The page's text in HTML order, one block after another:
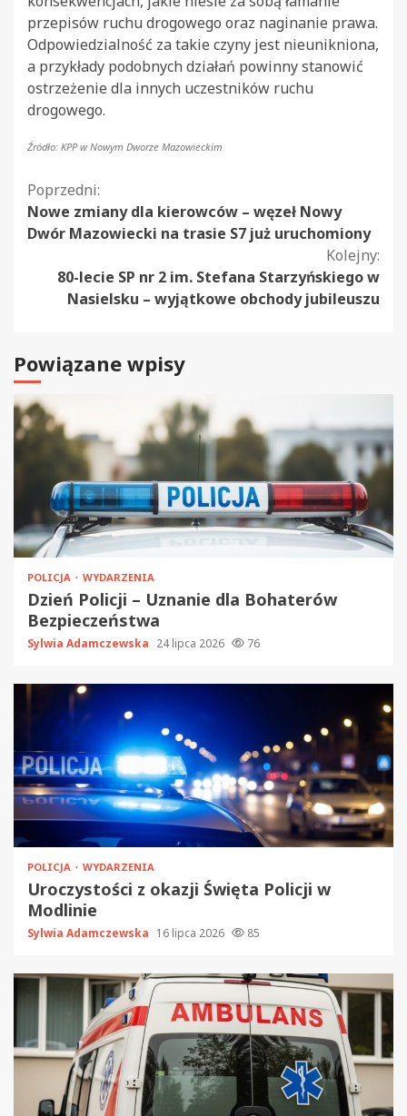
przepisów ruchu drogowego oraz naginanie prawa.
Odpowiedzialność za takie czyny jest nieunikniona,
a przykłady podobnych działań powinny stanowić
ostrzeżenie dla innych uczestników ruchu
drogowego.
Źródło: KPP w Nowym Dworze Mazowieckim
Kontynuuj
czytanie
Poprzedni:
Nowe zmiany dla kierowców – węzeł Nowy
Dwór Mazowiecki na trasie S7 już uruchomiony
Kolejny:
80-lecie SP nr 2 im. Stefana Starzyńskiego w
Nasielsku – wyjątkowe obchody jubileuszu
Powiązane wpisy
POLICJA WYDARZENIA
Dzień Policji – Uznanie dla Bohaterów
Bezpieczeństwa
Sylwia Adamczewska 24 lipca 2026 76
POLICJA WYDARZENIA
Uroczystości z okazji Święta Policji w
Modlinie
Sylwia Adamczewska 16 lipca 2026 85